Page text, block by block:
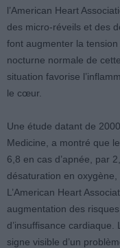
l’American Heart
des micro-réveils et des
font augmenter la
nocturne normale de
situation favorise
le cœur.
Une étude datant de
Medicine, a montré que
6,8 en cas d’apnée, par
désaturation en
L’American Heart
augmentation des
d’insuffisance
signe visible d’un